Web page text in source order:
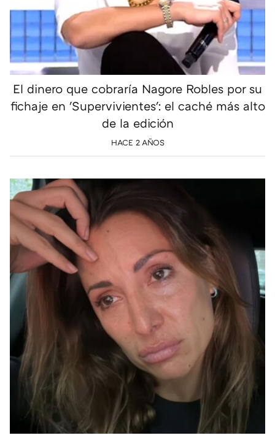
El dinero que cobraría Nagore Robles por su
fichaje en 'Supervivientes': el caché más alto
de la edición
HACE 2 AÑOS